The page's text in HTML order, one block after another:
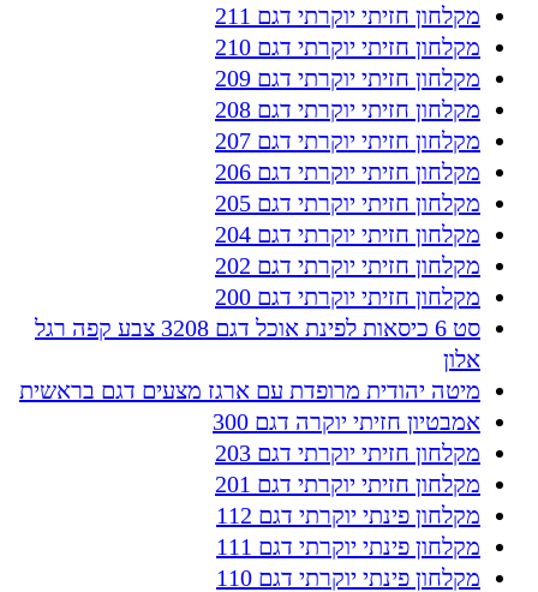
מקלחון חזיתי יוקרתי דגם 211
מקלחון חזיתי יוקרתי דגם 210
מקלחון חזיתי יוקרתי דגם 209
מקלחון חזיתי יוקרתי דגם 208
מקלחון חזיתי יוקרתי דגם 207
מקלחון חזיתי יוקרתי דגם 206
מקלחון חזיתי יוקרתי דגם 205
מקלחון חזיתי יוקרתי דגם 204
מקלחון חזיתי יוקרתי דגם 202
מקלחון חזיתי יוקרתי דגם 200
סט 6 כיסאות לפינת אוכל דגם 3208 צבע קפה רגל
אלון
מיטה יהודית מרופדת עם ארגז מצעים דגם בראשית
אמבטיון חזיתי יוקרה דגם 300
מקלחון חזיתי יוקרתי דגם 203
מקלחון חזיתי יוקרתי דגם 201
מקלחון פינתי יוקרתי דגם 112
מקלחון פינתי יוקרתי דגם 111
מקלחון פינתי יוקרתי דגם 110